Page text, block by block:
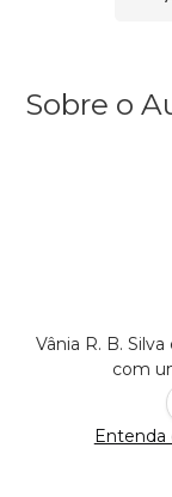
Sobre o
Vânia R. B.
com
Entenda